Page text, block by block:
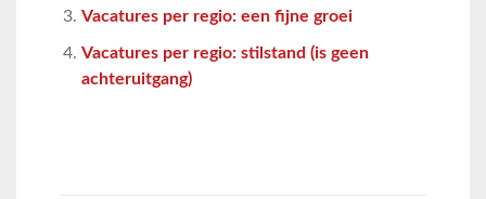
Vacatures per regio: een fijne groei
Vacatures per regio: stilstand (is geen
achteruitgang)